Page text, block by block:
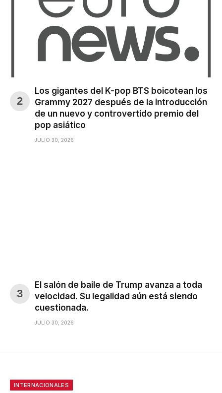
Los gigantes del K-pop BTS boicotean los
Grammy 2027 después de la introducción
de un nuevo y controvertido premio del
pop asiático
JULIO 30, 2026
El salón de baile de Trump avanza a toda
velocidad. Su legalidad aún está siendo
cuestionada.
JULIO 30, 2026
INTERNACIONALES